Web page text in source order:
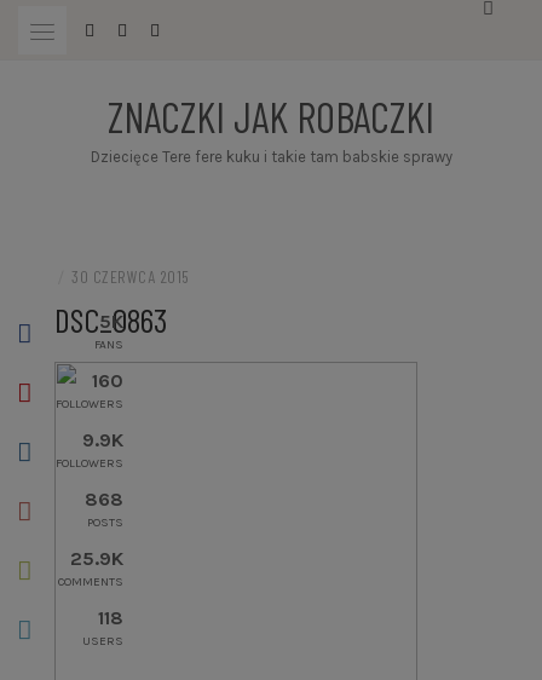
ZNACZKI JAK ROBACZKI
Dziecięce Tere fere kuku i takie tam babskie sprawy
30 CZERWCA 2015
DSC_0863
5K
FANS
160
FOLLOWERS
9.9K
FOLLOWERS
868
POSTS
25.9K
COMMENTS
118
USERS